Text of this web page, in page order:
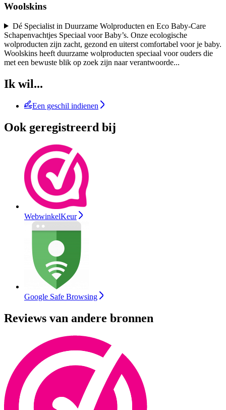
Woolskins
Dé Specialist in Duurzame Wolproducten en Eco Baby-Care
Schapenvachtjes Speciaal voor Baby’s. Onze ecologische
wolproducten zijn zacht, gezond en uiterst comfortabel voor je baby.
Woolskins heeft duurzame wolproducten speciaal voor ouders die
met een bewuste blik op zoek zijn naar verantwoorde...
Ik wil...
Een geschil indienen
Ook geregistreerd bij
WebwinkelKeur
Google Safe Browsing
Reviews van andere bronnen